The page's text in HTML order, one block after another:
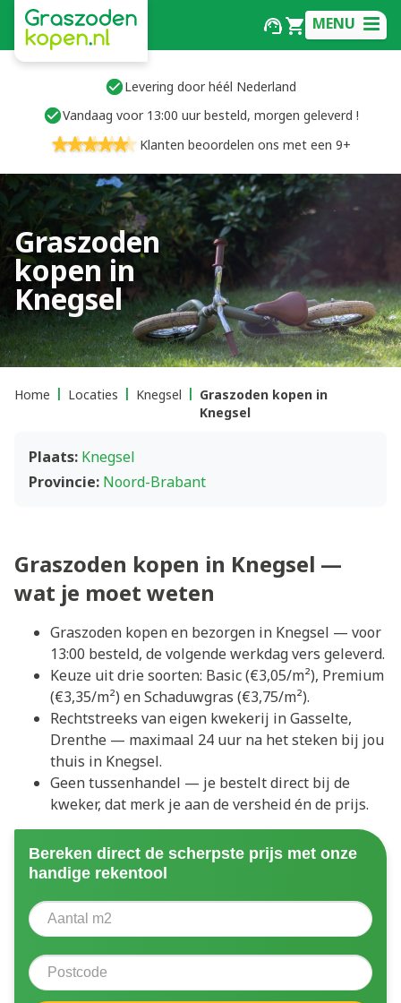
MENU
Levering door héél Nederland
Vandaag voor 13:00 uur besteld, morgen geleverd !
Klanten beoordelen ons met een 9+
Graszoden
kopen in
Knegsel
Home Locaties Knegsel
Graszoden kopen in
Knegsel
Plaats: Knegsel
Provincie: Noord-Brabant
Graszoden kopen in Knegsel —
wat je moet weten
Graszoden kopen en bezorgen in Knegsel — voor
13:00 besteld, de volgende werkdag vers geleverd.
Keuze uit drie soorten: Basic (€3,05/m²), Premium
(€3,35/m²) en Schaduwgras (€3,75/m²).
Rechtstreeks van eigen kwekerij in Gasselte,
Drenthe — maximaal 24 uur na het steken bij jou
thuis in Knegsel.
Geen tussenhandel — je bestelt direct bij de
kweker, dat merk je aan de versheid én de prijs.
Bereken direct de scherpste prijs met onze
handige rekentool
Aantal vierkante meter
Postcode